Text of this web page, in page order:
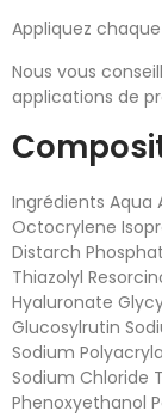
Appliquez
Nous vous
applications de
Ingrédients Aqua
Octocrylene
Distarch
Thiazolyl
Hyaluronate
Glucosylrutin
Sodium
Sodium Chloride
Phenoxyethanol